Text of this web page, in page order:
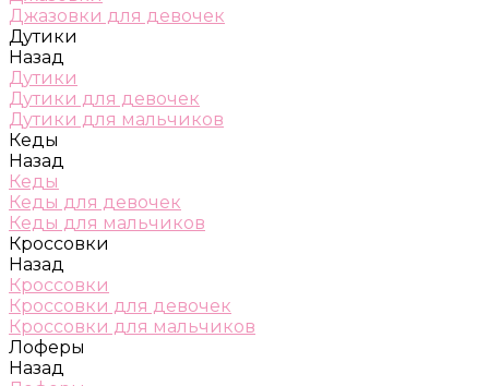
Джазовки для девочек
Дутики
Назад
Дутики
Дутики для девочек
Дутики для мальчиков
Кеды
Назад
Кеды
Кеды для девочек
Кеды для мальчиков
Кроссовки
Назад
Кроссовки
Кроссовки для девочек
Кроссовки для мальчиков
Лоферы
Назад